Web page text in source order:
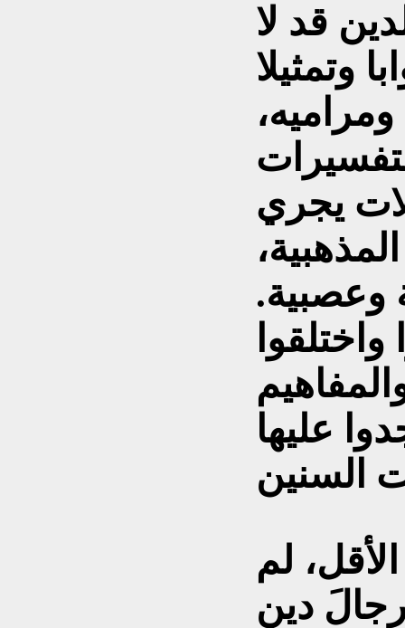
قد لا
وتمثيلا
يجري
وعصبية.
عليها
لم
رجالَ دين